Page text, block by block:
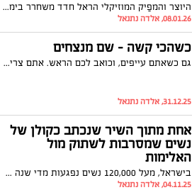
היוצר והמפַיק המוזיקלי הראל חדד משחרר בימים אלו את אלבומו החדש יצירה אישית, עמוקה ונוגעת, שנכתבה ברובה במהלך שירות המילואים שלו בעזה ובלבנון בשנתיים האחרונות.
08.01.26, אלדה נתנאל
כשהכי קשה – שם מנצחים
גם כשאתם עייפים, וכואב לכם הראש. אתם צריכים לעשות את זה בכל מקרה. זה מתי שמנצחים אמיתיים מתגלים. תצאו לשם, ותמשיכו לעבוד. תעשו את זה בשבילכם, בשביל המשפחה והחברים שלכם. תמשיכו לעשות את ההחלטות הנכונות, גם כשזה הדבר הכי קשה בעולם. אתם יכולים לעשות את זה. ואל תקשיבו לאף אחד שאומר לכם אחרת. ותמשיכו להגיד לעצמכם בכל יום: "אני אנצח". צפו בסרטון ההשראה :
31.12.25, אלדה נתנאל
אחת מתוך השיר שנכתב כקולן של
נשים שמסרבות לשתוק מול
האלימות
בישראל, מעל 120,000 נשים נפגעות מדי שנה מאלימות פיזית או נפשית. מאחורי כל מספר מסתתר סיפור של פחד, כאב ושתיקה. ב 25.11 יצויין בישראל ובעולם יום המאבק השנתי באלימות כנגד נשים.
04.11.25, אלדה נתנאל